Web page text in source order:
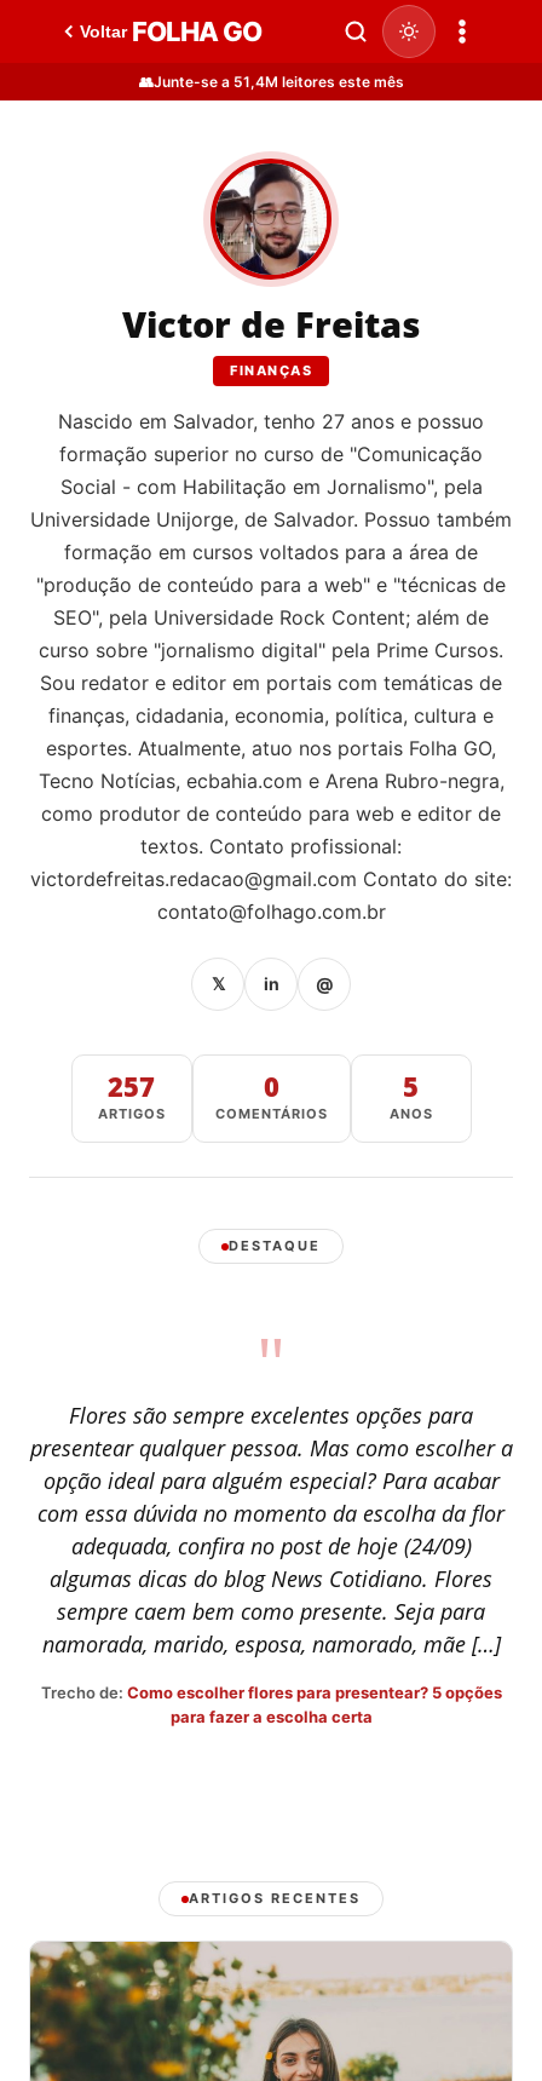
Voltar FOLHA GO
👥Junte-se a 51,4M leitores este mês
Victor de Freitas
FINANÇAS
Nascido em Salvador, tenho 27 anos e possuo
formação superior no curso de "Comunicação
Social - com Habilitação em Jornalismo", pela
Universidade Unijorge, de Salvador. Possuo também
formação em cursos voltados para a área de
"produção de conteúdo para a web" e "técnicas de
SEO", pela Universidade Rock Content; além de
curso sobre "jornalismo digital" pela Prime Cursos.
Sou redator e editor em portais com temáticas de
finanças, cidadania, economia, política, cultura e
esportes. Atualmente, atuo nos portais Folha GO,
Tecno Notícias, ecbahia.com e Arena Rubro-negra,
como produtor de conteúdo para web e editor de
textos. Contato profissional:
victordefreitas.redacao@gmail.com Contato do site:
contato@folhago.com.br
𝕏 in @
257
ARTIGOS
0
COMENTÁRIOS
5
ANOS
DESTAQUE
"
Flores são sempre excelentes opções para
presentear qualquer pessoa. Mas como escolher a
opção ideal para alguém especial? Para acabar
com essa dúvida no momento da escolha da flor
adequada, confira no post de hoje (24/09)
algumas dicas do blog News Cotidiano. Flores
sempre caem bem como presente. Seja para
namorada, marido, esposa, namorado, mãe […]
Trecho de: Como escolher flores para presentear? 5 opções
para fazer a escolha certa
ARTIGOS RECENTES